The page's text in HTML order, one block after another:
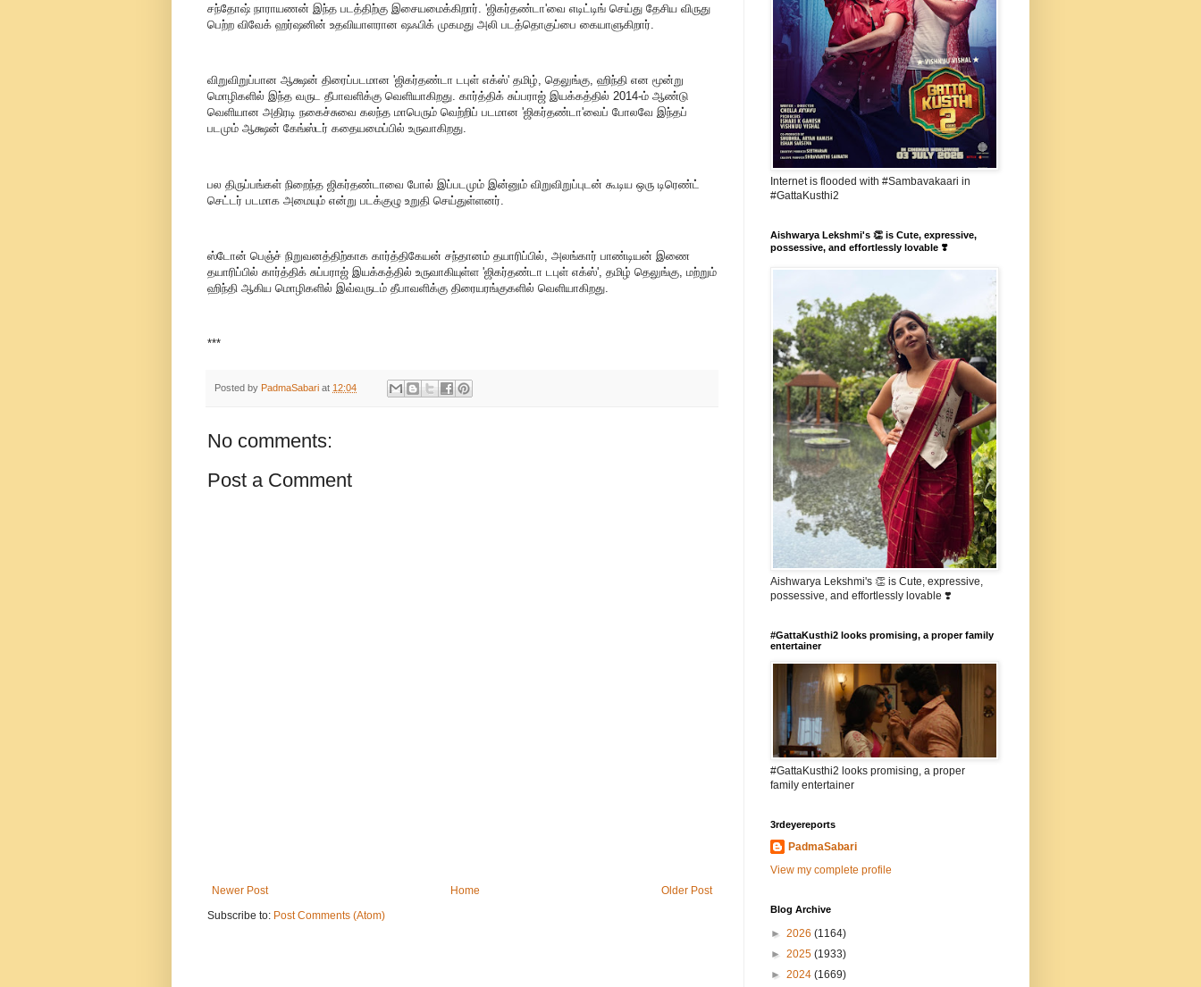
சந்தோஷ் நாராயணன் இந்த படத்திற்கு இசையமைக்கிறார். 'ஜிகர்தண்டா'வை எடிட்டிங் செய்து தேசிய விருது
பெற்ற விவேக் ஹர்ஷனின் உதவியாளரான ஷஃபிக் முகமது அலி படத்தொகுப்பை கையாளுகிறார்.
விறுவிறுப்பான ஆக்ஷன் திரைப்படமான 'ஜிகர்தண்டா டபுள் எக்ஸ்' தமிழ், தெலுங்கு, ஹிந்தி என மூன்று
மொழிகளில் இந்த வருட தீபாவளிக்கு வெளியாகிறது. கார்த்திக் சுப்பராஜ் இயக்கத்தில் 2014-ம் ஆண்டு
வெளியான அதிரடி நகைச்சுவை கலந்த மாபெரும் வெற்றிப் படமான 'ஜிகர்தண்டா'வைப் போலவே இந்தப்
படமும் ஆக்ஷன் கேங்ஸ்டர் கதையமைப்பில் உருவாகிறது.
பல திருப்பங்கள் நிறைந்த ஜிகர்தண்டாவை போல் இப்படமும் இன்னும் விறுவிறுப்புடன் கூடிய ஒரு டிரெண்ட்
செட்டர் படமாக அமையும் என்று படக்குழு உறுதி செய்துள்ளனர்.
ஸ்டோன் பெஞ்ச் நிறுவனத்திற்காக கார்த்திகேயன் சந்தானம் தயாரிப்பில், அலங்கார் பாண்டியன் இணை
தயாரிப்பில் கார்த்திக் சுப்பராஜ் இயக்கத்தில் உருவாகியுள்ள 'ஜிகர்தண்டா டபுள் எக்ஸ்', தமிழ் தெலுங்கு, மற்றும்
ஹிந்தி ஆகிய மொழிகளில் இவ்வருடம் தீபாவளிக்கு திரையரங்குகளில் வெளியாகிறது.
***
Posted by PadmaSabari at 12:04
No comments:
Post a Comment
Newer Post Older Post
Home
Subscribe to: Post Comments (Atom)
Internet is flooded with #Sambavakaari in
#GattaKusthi2
Aishwarya Lekshmi's 👏 is Cute, expressive,
possessive, and effortlessly lovable ❣️
Aishwarya Lekshmi's 👏 is Cute, expressive,
possessive, and effortlessly lovable ❣️
#GattaKusthi2 looks promising, a proper family
entertainer
#GattaKusthi2 looks promising, a proper
family entertainer
3rdeyereports
PadmaSabari
View my complete profile
Blog Archive
► 2026 (1164)
► 2025 (1933)
► 2024 (1669)